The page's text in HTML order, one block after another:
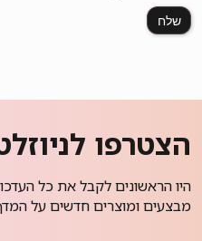
הצטרפו
היו הראשונים לקבל את כל
מבצעים ומוצרים חדשים על